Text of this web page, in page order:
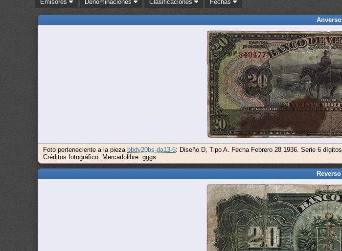
Emisores Denominaciones Clasificaciones Fechas
Anverso
Foto perteneciente a la pieza bbdv20bs-da13-6: Diseño D, Tipo A. Fecha Febrero 28 1936. Serie 6 dígitos
Créditos fotográfico: Mercadolibre: gggs
Reverso